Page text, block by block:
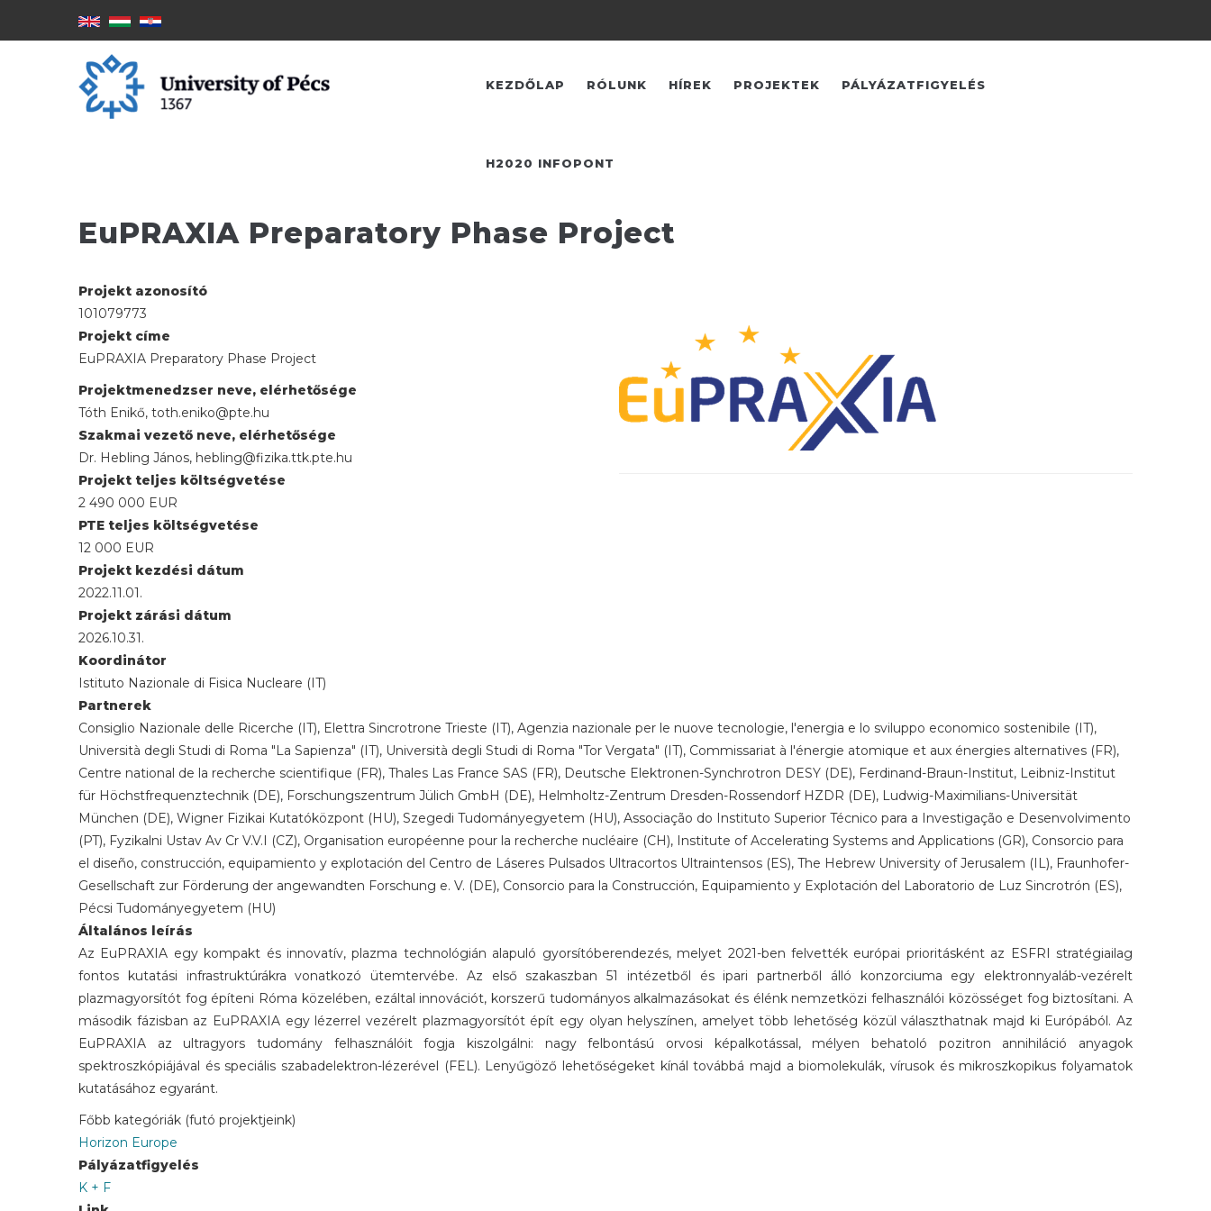
NAVIGÁCIÓ
KEZDŐLAP RÓLUNK HÍREK PROJEKTEK PÁLYÁZATFIGYELÉS
H2020 INFOPONT
EuPRAXIA Preparatory Phase Project
Projekt azonosító
101079773
Projekt címe
EuPRAXIA Preparatory Phase Project
Projektmenedzser neve, elérhetősége
Tóth Enikő, toth.eniko@pte.hu
Szakmai vezető neve, elérhetősége
Dr. Hebling János, hebling@fizika.ttk.pte.hu
Projekt teljes költségvetése
2 490 000 EUR
PTE teljes költségvetése
12 000 EUR
Projekt kezdési dátum
2022.11.01.
Projekt zárási dátum
2026.10.31.
Koordinátor
Istituto Nazionale di Fisica Nucleare (IT)
Partnerek
Consiglio Nazionale delle Ricerche (IT), Elettra Sincrotrone Trieste (IT), Agenzia nazionale per le nuove tecnologie, l'energia e lo sviluppo economico sostenibile (IT),
Università degli Studi di Roma "La Sapienza" (IT), Università degli Studi di Roma "Tor Vergata" (IT), Commissariat à l'énergie atomique et aux énergies alternatives (FR),
Centre national de la recherche scientifique (FR), Thales Las France SAS (FR), Deutsche Elektronen-Synchrotron DESY (DE), Ferdinand-Braun-Institut, Leibniz-Institut
für Höchstfrequenztechnik (DE), Forschungszentrum Jülich GmbH (DE), Helmholtz-Zentrum Dresden-Rossendorf HZDR (DE), Ludwig-Maximilians-Universität
München (DE), Wigner Fizikai Kutatóközpont (HU), Szegedi Tudományegyetem (HU), Associação do Instituto Superior Técnico para a Investigação e Desenvolvimento
(PT), Fyzikalni Ustav Av Cr V.V.I (CZ), Organisation européenne pour la recherche nucléaire (CH), Institute of Accelerating Systems and Applications (GR), Consorcio para
el diseño, construcción, equipamiento y explotación del Centro de Láseres Pulsados Ultracortos Ultraintensos (ES), The Hebrew University of Jerusalem (IL), Fraunhofer-
Gesellschaft zur Förderung der angewandten Forschung e. V. (DE), Consorcio para la Construcción, Equipamiento y Explotación del Laboratorio de Luz Sincrotrón (ES),
Pécsi Tudományegyetem (HU)
Általános leírás
Az EuPRAXIA egy kompakt és innovatív, plazma technológián alapuló gyorsítóberendezés, melyet 2021-ben felvették európai prioritásként az ESFRI stratégiailag
fontos kutatási infrastruktúrákra vonatkozó ütemtervébe. Az első szakaszban 51 intézetből és ipari partnerből álló konzorciuma egy elektronnyaláb-vezérelt
plazmagyorsítót fog építeni Róma közelében, ezáltal innovációt, korszerű tudományos alkalmazásokat és élénk nemzetközi felhasználói közösséget fog biztosítani. A
második fázisban az EuPRAXIA egy lézerrel vezérelt plazmagyorsítót épít egy olyan helyszínen, amelyet több lehetőség közül választhatnak majd ki Európából. Az
EuPRAXIA az ultragyors tudomány felhasználóit fogja kiszolgálni: nagy felbontású orvosi képalkotással, mélyen behatoló pozitron annihiláció anyagok
spektroszkópiájával és speciális szabadelektron-lézerével (FEL). Lenyűgöző lehetőségeket kínál továbbá majd a biomolekulák, vírusok és mikroszkopikus folyamatok
kutatásához egyaránt.
Főbb kategóriák (futó projektjeink)
Horizon Europe
Pályázatfigyelés
K + F